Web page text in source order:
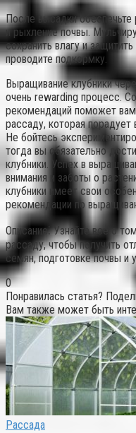
После высадки обеспечьте
и рыхление почвы.
сохранить влагу и
проводите подкормку.
Выращивание клубники
очень rewarding процесс.
рекомендаций поможет
рассаду, которая
Не бойтесь
тогда вы обязательно
клубники. Успех в
внимания и заботы о
клубники имеет свои
рекомендации по
Описание⁚ Узнайте все о
рассаду, чтобы получить
семян, подготовке почвы и
0
Понравилась статья?
Вам также может быть
Рассада